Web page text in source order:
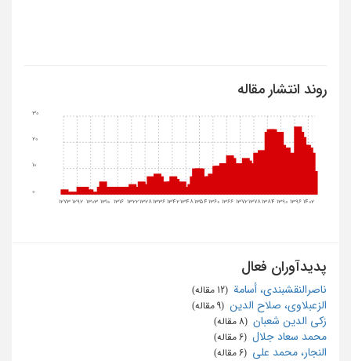
روند انتشار مقاله
1273 1292 1303 1310 1316 132213281336 1342134813541360 1366 137213781384 1390 1396 1402
10
20
30
پدیدآوران فعال
ناصرالنقشبندی، أسامة
الزعبلاوی، صلاح الدین
زکی الدین شعبان
محمد سعاد جلال
النجار، محمد علی